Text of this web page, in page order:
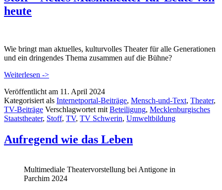
heute
Wie bringt man aktuelles, kulturvolles Theater für alle Generationen
und ein dringendes Thema zusammen auf die Bühne?
Weiterlesen ->
Veröffentlicht am 11. April 2024
Kategorisiert als Internetportal-Beiträge, Mensch-und-Text, Theater,
TV-Beiträge Verschlagwortet mit Beteiligung, Mecklenburgisches
Staatstheater, Stoff, TV, TV Schwerin, Umweltbildung
Aufregend wie das Leben
Multimediale Theatervorstellung bei Antigone in
Parchim 2024